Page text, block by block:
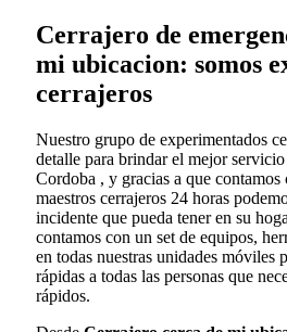
Cerrajero de
mi ubicacion: somos
cerrajeros
Nuestro grupo de experimentados
detalle para brindar el mejor
Cordoba , y gracias a que contamos
maestros cerrajeros 24 horas
incidente que pueda tener en su
contamos con un set de equipos,
en todas nuestras unidades móviles
rápidas a todas las personas que
rápidos.